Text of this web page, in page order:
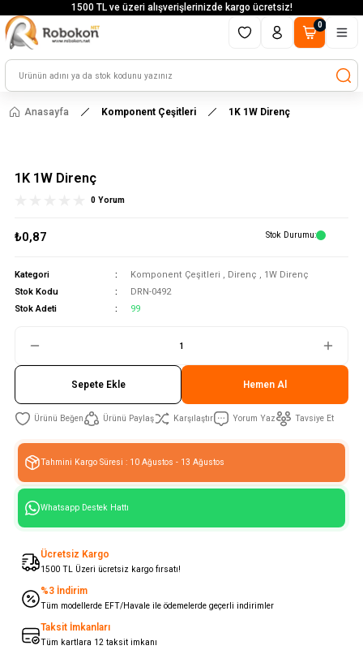
1500 TL ve üzeri alışverişlerinizde kargo ücretsiz!
0
Anasayfa Komponent Çeşitleri 1K 1W Direnç
1K 1W Direnç
0 Yorum
₺0,87 Stok Durumu
Kategori Komponent Çeşitleri , Direnç , 1W Direnç
Stok Kodu
DRN-0492
Stok Adeti
99
Sepete Ekle Hemen Al
Ürünü Paylaş Karşılaştır Yorum Yaz Tavsiye Et
Tahmini Kargo Süresi : 10 Ağustos - 13 Ağustos
Whatsapp Destek Hattı
Ücretsiz Kargo
1500 TL Üzeri ücretsiz kargo fırsatı!
%3 İndirim
Tüm modellerde EFT/Havale ile ödemelerde geçerli indirimler
Taksit İmkanları
Tüm kartlara 12 taksit imkanı